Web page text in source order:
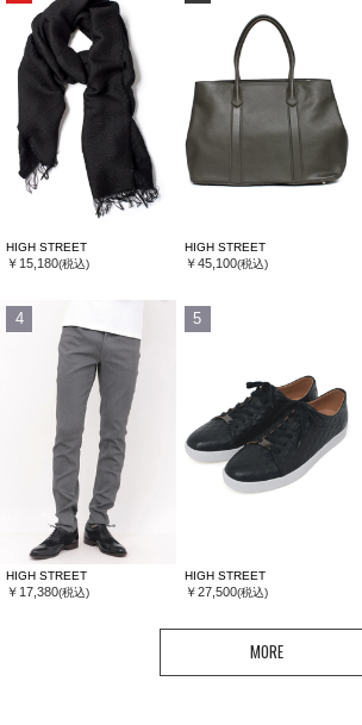
HIGH STREET
￥15,180(税込)
HIGH STREET
￥45,100(税込)
4
HIGH STREET
￥17,380(税込)
5
HIGH STREET
￥27,500(税込)
MORE